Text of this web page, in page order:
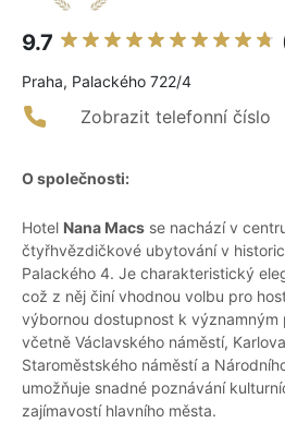
9.7
Praha, Palackého 722/4
Zobrazit telefonní číslo
O společnosti:
Hotel Nana Macs se nachází v
čtyřhvězdičkové ubytování v
Palackého 4. Je charakteristický
což z něj činí vhodnou volbu pro
výbornou dostupnost k významným
včetně Václavského náměstí,
Staroměstského náměstí a
umožňuje snadné poznávání
zajímavostí hlavního města.